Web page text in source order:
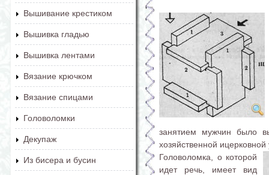
Вышивание крестиком
Вышивка гладью
Вышивка лентами
Вязание крючком
Вязание спицами
Головоломки
Декупаж
Из бисера и бусин
занятием мужчин было
хозяйственной
Головоломка, о которой
идет речь, имеет вид